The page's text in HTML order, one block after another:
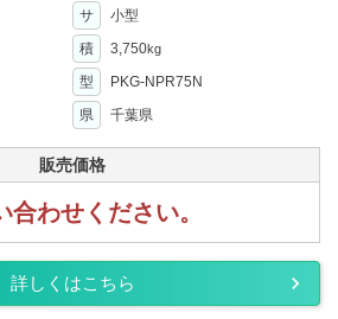
サ
小型
積 3,750kg
型
PKG-NPR75N
県 千葉県
販売価格
合わせください。
詳しくはこちら